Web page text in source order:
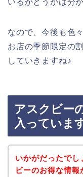
なので、今後も色
お店の季節限定の
していきますね♪
アスクビー
入っていま
いかがだったでし
ビーのお得な情報